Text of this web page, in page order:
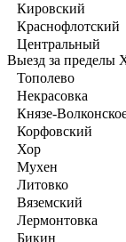
Кировский
Краснофлотский
Центральный
Выезд за пределы
Тополево
Некрасовка
Князе-
Корфовский
Хор
Мухен
Литовко
Вяземский
Лермонтовка
Бикин